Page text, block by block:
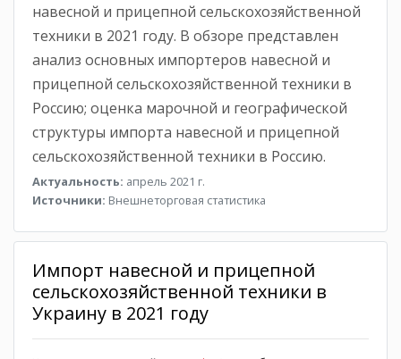
навесной и прицепной сельскохозяйственной
техники в 2021 году. В обзоре представлен
анализ основных импортеров навесной и
прицепной сельскохозяйственной техники в
Россию; оценка марочной и географической
структуры импорта навесной и прицепной
сельскохозяйственной техники в Россию.
Актуальность: апрель 2021 г.
Источники: Внешнеторговая статистика
Импорт навесной и прицепной
сельскохозяйственной техники в
Украину в 2021 году